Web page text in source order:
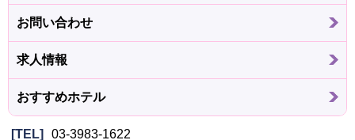
お問い合わせ
求人情報
おすすめホテル
TEL 03-3983-1622